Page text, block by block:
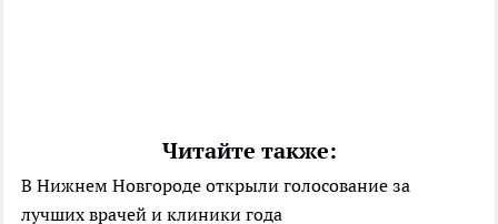
Читайте также:
В Нижнем Новгороде открыли голосование за
лучших врачей и клиники года